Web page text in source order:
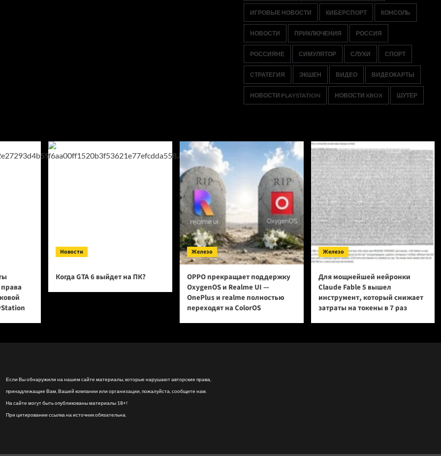
ИГРОВЫЕ НОВОСТИ КИБЕРСПОРТ КОНСОЛЬ
НОВОСТИ ПРИКЛЮЧЕНИЯ РОССИЯ
РОССИЯНЕ СИМУЛЯТОР СЛУХИ СПОРТ
СТРАТЕГИЯ ЭКШЕН ВИДЕО ВИДЕОКАРТЫ
НОВОСТИ PLAYSTATION НОВОСТИ XBOX ШУТЕР
Новости
Когда GTA 6 выйдет на ПК?
Железо
OPPO прекращает поддержку
OxygenOS и Realme UI —
OnePlus и realme полностью
переходят на ColorOS
Железо
Для мощнейшей нейронки
Claude Fable 5 вышел
инструмент, который снижает
затраты на токены в 7 раз
Если Вы обнаружили на нашем сайте материалы, которые нарушают авторские права,
принадлежащие Вам, Вашей компании или организации, пожалуйста, сообщите нам.
На сайте могут быть опубликованы материалы 18+!
При цитировании ссылка на источник обязательна.